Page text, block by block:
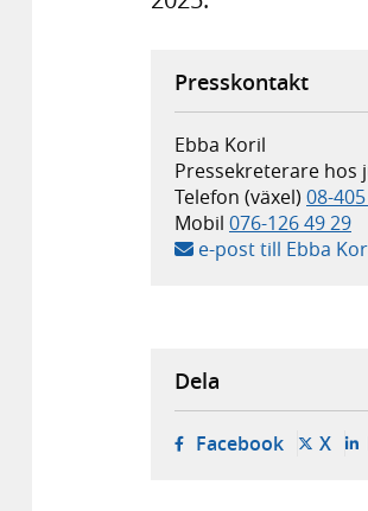
Presskontakt
Ebba Koril
Pressekreterare
Telefon (växel) 08-
Mobil 076-126 49 29
e-post till Ebba
Dela
Facebook- öppnas
X-